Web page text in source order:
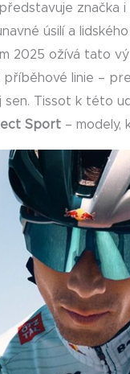
značka i
úsilí a
2025 ožívá tato
příběhové linie –
sen. Tissot k této
Sport – modely,